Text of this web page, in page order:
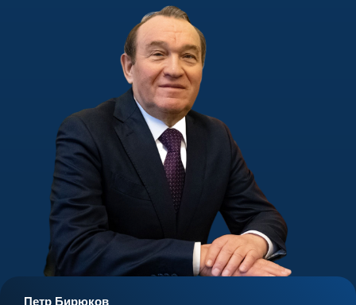
Петр Бирюков